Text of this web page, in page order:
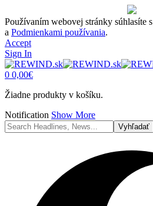
Používaním webovej stránky súhlasíte s
a Podmienkami používania.
Accept
Sign In
0 0,00€
Žiadne produkty v košíku.
Notification Show More